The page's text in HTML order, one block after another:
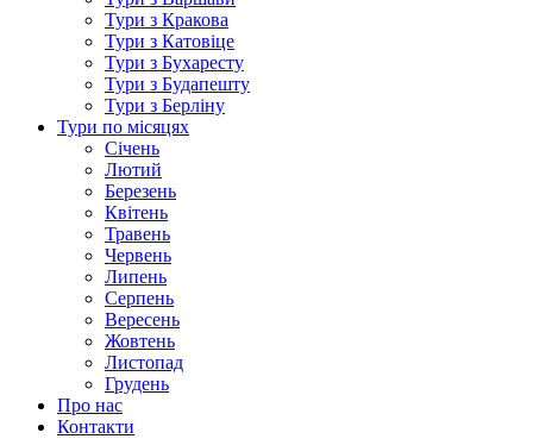
Тури з Кракова
Тури з Катовіце
Тури з Бухаресту
Тури з Будапешту
Тури з Берліну
Тури по місяцях
Січень
Лютий
Березень
Квітень
Травень
Червень
Липень
Серпень
Вересень
Жовтень
Листопад
Грудень
Про нас
Контакти